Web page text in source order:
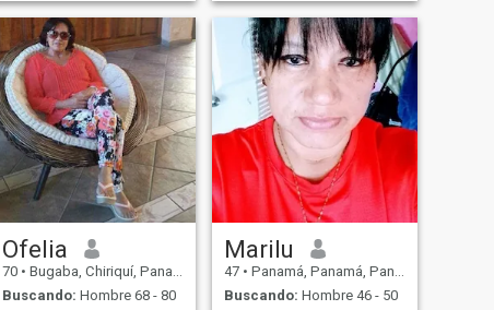
atardecer. Las cosas
sencillas hacen días
espectaculares con su
magia y yo quiero alguien
para compartir esos
momentos.
cocinar. Tengo la certeza que
todavía existen hombres
buenos y espero encontrar
uno para mi algún día. Me
considero caprichosa y me
encanta tener la atención
siempre me gusta sentirme
amada porque eso mismo
ofrezco, soy tan buena como
quieras y tan mala como lo
desees.
Ofelia
70 • Bugaba, Chiriquí, Panamá
Buscando: Hombre 68 - 80
Marilu
47 • Panamá, Panamá, Panamá
Buscando: Hombre 46 - 50